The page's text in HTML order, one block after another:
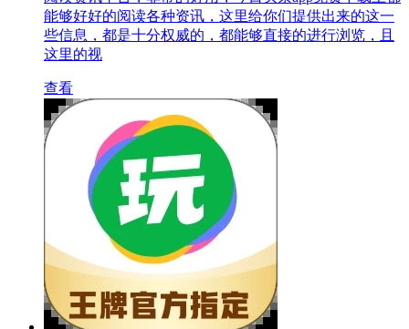
能够好好的阅读各种资讯，这里给你们提供出来的这一
些信息，都是十分权威的，都能够直接的进行浏览，且
这里的视
查看